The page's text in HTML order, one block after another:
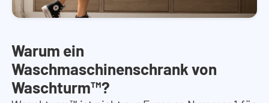
Warum ein
Waschmaschinenschrank von
Waschturm™?